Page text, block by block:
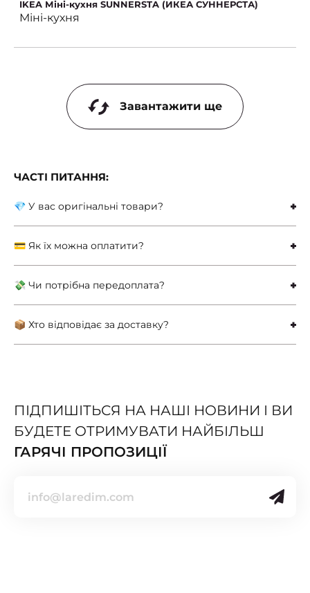
IKEA Міні-кухня SUNNERSTA (ИКЕА СУННЕРСТА)
Міні-кухня
Завантажити ще
ЧАСТІ ПИТАННЯ:
💎 У вас оригінальні товари?
💳 Як їх можна оплатити?
💸 Чи потрібна передоплата?
📦 Хто відповідає за доставку?
ПІДПИШІТЬСЯ НА НАШІ НОВИНИ І ВИ
БУДЕТЕ ОТРИМУВАТИ НАЙБІЛЬШ
ГАРЯЧІ ПРОПОЗИЦІЇ